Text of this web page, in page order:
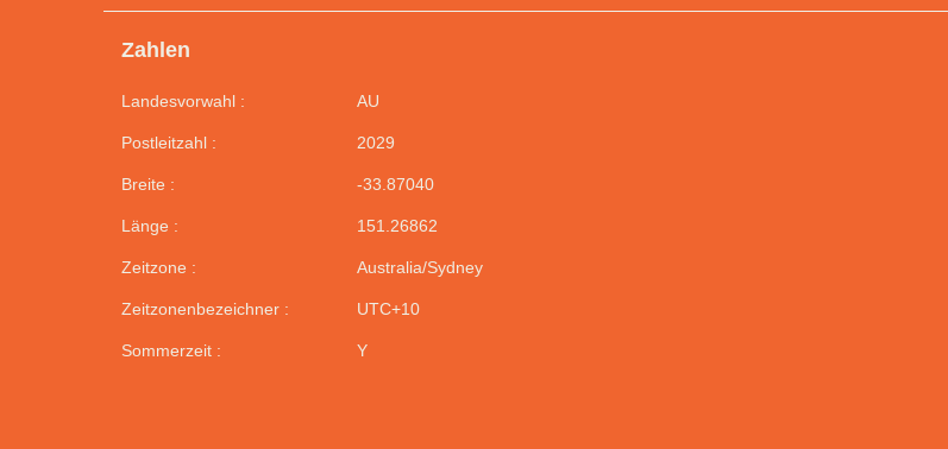
Zahlen
Landesvorwahl : AU
Postleitzahl : 2029
Breite : -33.87040
Länge : 151.26862
Zeitzone : Australia/Sydney
Zeitzonenbezeichner : UTC+10
Sommerzeit : Y